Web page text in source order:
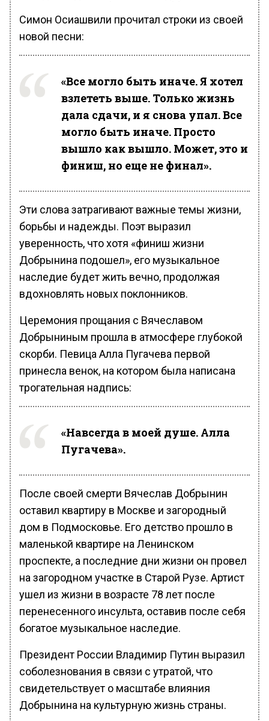
Симон Осиашвили прочитал строки из своей
новой песни:
«Все могло быть иначе. Я хотел
взлететь выше. Только жизнь
дала сдачи, и я снова упал. Все
могло быть иначе. Просто
вышло как вышло. Может, это и
финиш, но еще не финал».
Эти слова затрагивают важные темы жизни,
борьбы и надежды. Поэт выразил
уверенность, что хотя «финиш жизни
Добрынина подошел», его музыкальное
наследие будет жить вечно, продолжая
вдохновлять новых поклонников.
Церемония прощания с Вячеславом
Добрыниным прошла в атмосфере глубокой
скорби. Певица Алла Пугачева первой
принесла венок, на котором была написана
трогательная надпись:
«Навсегда в моей душе. Алла
Пугачева».
После своей смерти Вячеслав Добрынин
оставил квартиру в Москве и загородный
дом в Подмосковье. Его детство прошло в
маленькой квартире на Ленинском
проспекте, а последние дни жизни он провел
на загородном участке в Старой Рузе. Артист
ушел из жизни в возрасте 78 лет после
перенесенного инсульта, оставив после себя
богатое музыкальное наследие.
Президент России Владимир Путин выразил
соболезнования в связи с утратой, что
свидетельствует о масштабе влияния
Добрынина на культурную жизнь страны.